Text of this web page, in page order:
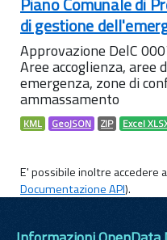
di gestione
Approvazione DelC
Aree accoglienza, aree
emergenza, zone di
ammassamento
KML GeoJSON ZIP Excel
E' possibile inoltre accedere
Documentazione API).